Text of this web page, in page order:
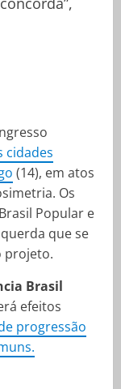
cidades
(14), em atos
Os
Popular e
que se
projeto.
Brasil
efeitos
progressão